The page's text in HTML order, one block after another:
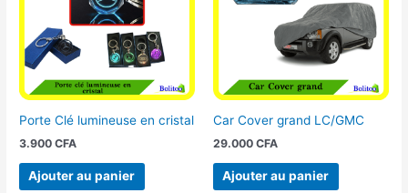
Porte Clé lumineuse en cristal
3.900CFA
Ajouter au panier
Car Cover grand LC/GMC
29.000 CFA
Ajouter au panier